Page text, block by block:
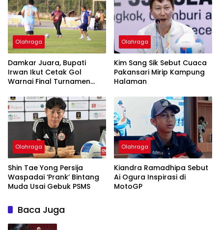
Olahraga
Damkar Juara, Bupati
Irwan Ikut Cetak Gol
Warnai Final Turnamen
Olahraga
Kim Sang Sik Sebut Cuaca
Pakansari Mirip Kampung
Halaman
Olahraga
Shin Tae Yong Persija
Waspadai ‘Prank’ Bintang
Muda Usai Gebuk PSMS
Olahraga
Kiandra Ramadhipa Sebut
Ai Ogura Inspirasi di
MotoGP
Baca Juga